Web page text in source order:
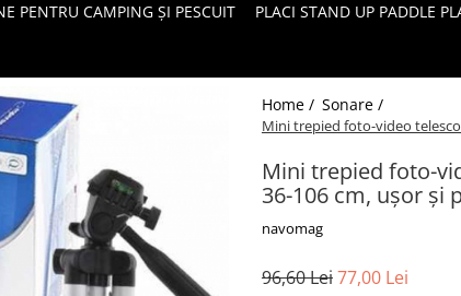
PENTRU CAMPING ȘI PESCUIT PLACI STAND UP PADDLE
Home / Sonare /
Mini trepied foto-video
Mini trepied foto-
36-106 cm, ușor și
navomag
96,60 Lei77,00 Lei